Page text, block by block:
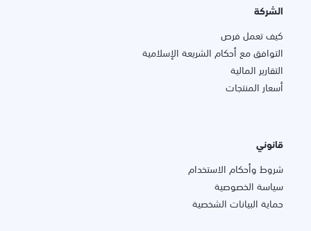
الشركة
كيف تعمل فرص
التوافق مع أحكام الشريعة الإسلامية
التقارير المالية
أسعار المنتجات
قانوني
شروط وأحكام الاستخدام
سياسة الخصوصية
حماية البيانات الشخصية